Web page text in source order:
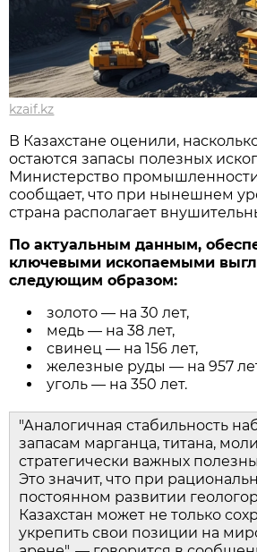
kzaif.kz
В Казахстане оценили,
остаются запасы полезных
Министерство промышленности
сообщает, что при нынешнем
страна располагает
По актуальным данным,
ключевыми ископаемыми
следующим образом:
золото — на 30 лет,
медь — на 38 лет,
свинец — на 156 лет,
железные руды — на 957
уголь — на 350 лет.
"Аналогичная стабильность
запасам марганца, титана,
стратегически важных
Это значит, что при
постоянном развитии
Казахстан может не только
укрепить свои позиции на